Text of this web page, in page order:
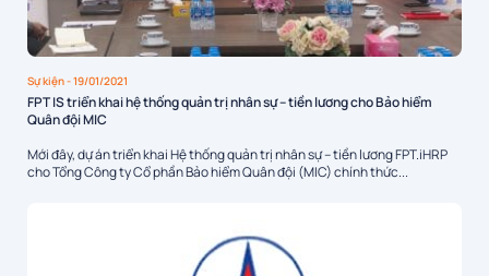
Sự kiện- 19/01/2021
FPT IS triển khai hệ thống quản trị nhân sự – tiền lương cho Bảo hiểm
Quân đội MIC
Mới đây, dự án triển khai Hệ thống quản trị nhân sự – tiền lương FPT.iHRP
cho Tổng Công ty Cổ phần Bảo hiểm Quân đội (MIC) chính thức...